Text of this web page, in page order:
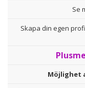
Se
Skapa din egen
Möjlighet